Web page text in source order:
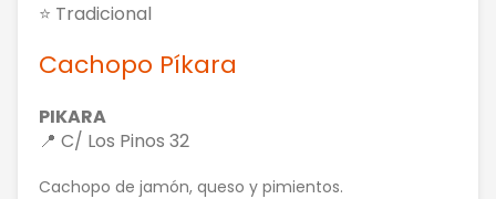
⭐ Tradicional
Cachopo Píkara
PIKARA
📍 C/ Los Pinos 32
Cachopo de jamón, queso y pimientos.